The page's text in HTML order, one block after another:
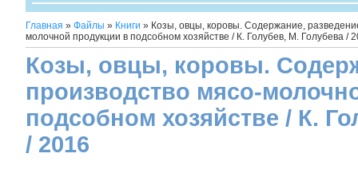
Главная » Файлы » Книги » Козы, овцы, коровы. Содержание,
молочной продукции в подсобном хозяйстве / К. Голубев, М. Голубева /
Козы, овцы, коровы.
производство мясо-
подсобном хозяйстве / К.
/ 2016